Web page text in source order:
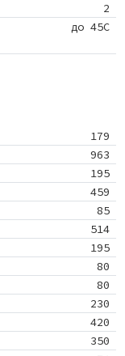
2
до 45С
179
963
195
459
85
514
195
80
80
230
420
350